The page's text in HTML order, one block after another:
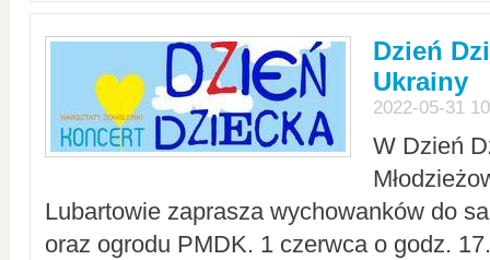
Dzień
Ukrainy
2022-05-31
W Dzień
Lubartowie zaprasza wychowanków do
oraz ogrodu PMDK. 1 czerwca o godz.